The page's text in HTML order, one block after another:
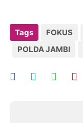
Tags FOKUS
POLDA JAMBI